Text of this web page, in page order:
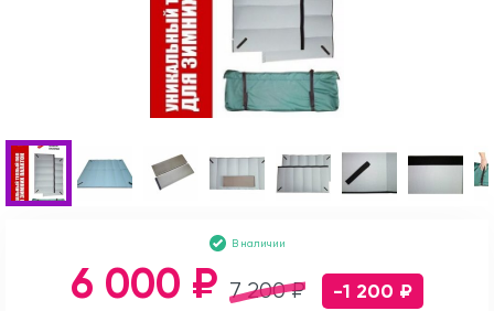
В наличии
7 200 ₽
6 000 ₽ -1 200 ₽